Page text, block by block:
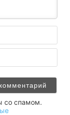
со спамом.